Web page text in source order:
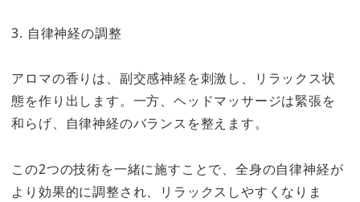
3. 自律神経の調整
アロマの香りは、副交感神経を刺激し、リラックス状
態を作り出します。一方、ヘッドマッサージは緊張を
和らげ、自律神経のバランスを整えます。
この2つの技術を一緒に施すことで、全身の自律神経が
より効果的に調整され、リラックスしやすくなりま